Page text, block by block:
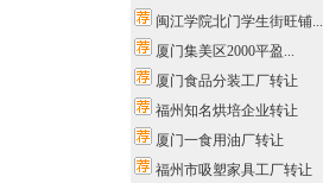
闽江学院北门学生街旺铺...
厦门集美区2000平盈...
厦门食品分装工厂转让
福州知名烘培企业转让
厦门一食用油厂转让
福州市吸塑家具工厂转让